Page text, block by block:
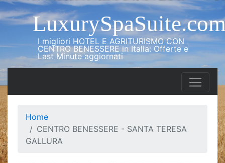
I migliori HOTEL E AGRITURISMO CON
CENTRO BENESSERE in Italia: Offerte e
Last Minute aggiornati
Home
CENTRO BENESSERE - SANTA TERESA
GALLURA